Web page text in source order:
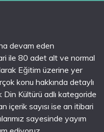
devam eden
ile 80 adet alt ve normal
Eğitim üzerine yer
konu hakkında detaylı
Kültürü adlı kategoride
içerik sayısı ise an itibari
sayesinde yayım